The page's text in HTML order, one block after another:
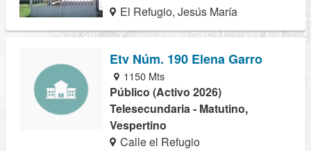
El Refugio, Jesús María
Etv Núm. 190 Elena Garro
1150 Mts
Público (Activo 2026)
Telesecundaria - Matutino,
Vespertino
Calle el Refugio